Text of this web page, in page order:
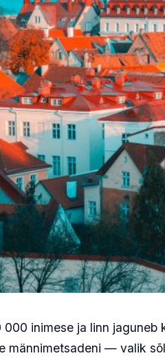
inimese ja linn
männimetsadeni — valik